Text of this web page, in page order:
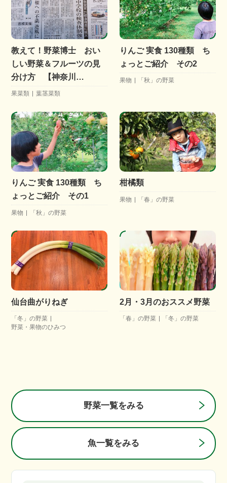
教えて！野菜博士 おい
しい野菜＆フルーツの見
分け方 【神奈川…
果菜類 葉茎菜類
りんご 実食 130種類 ち
ょっとご紹介 その2
果物 「秋」の野菜
りんご 実食 130種類 ち
ょっとご紹介 その1
果物 「秋」の野菜
柑橘類
果物 「春」の野菜
仙台曲がりねぎ
「冬」の野菜
野菜・果物のひみつ
2月・3月のおススメ野菜
「春」の野菜 「冬」の野菜
野菜一覧をみる
魚一覧をみる